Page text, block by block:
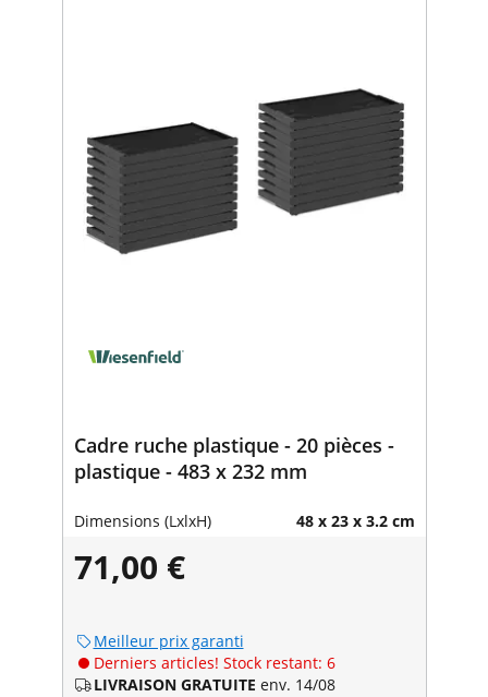
Cadre ruche plastique - 20 pièces -
plastique - 483 x 232 mm
Dimensions (LxlxH) 48 x 23 x 3.2 cm
71,00 €
Meilleur prix garanti
Derniers articles! Stock restant: 6
LIVRAISON GRATUITE env. 14/08